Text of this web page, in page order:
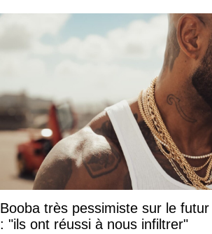
Booba très pessimiste sur le
: "ils ont réussi à nous infiltrer"